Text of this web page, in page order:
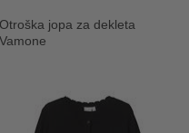
Otroška jopa za dekleta
Vamone